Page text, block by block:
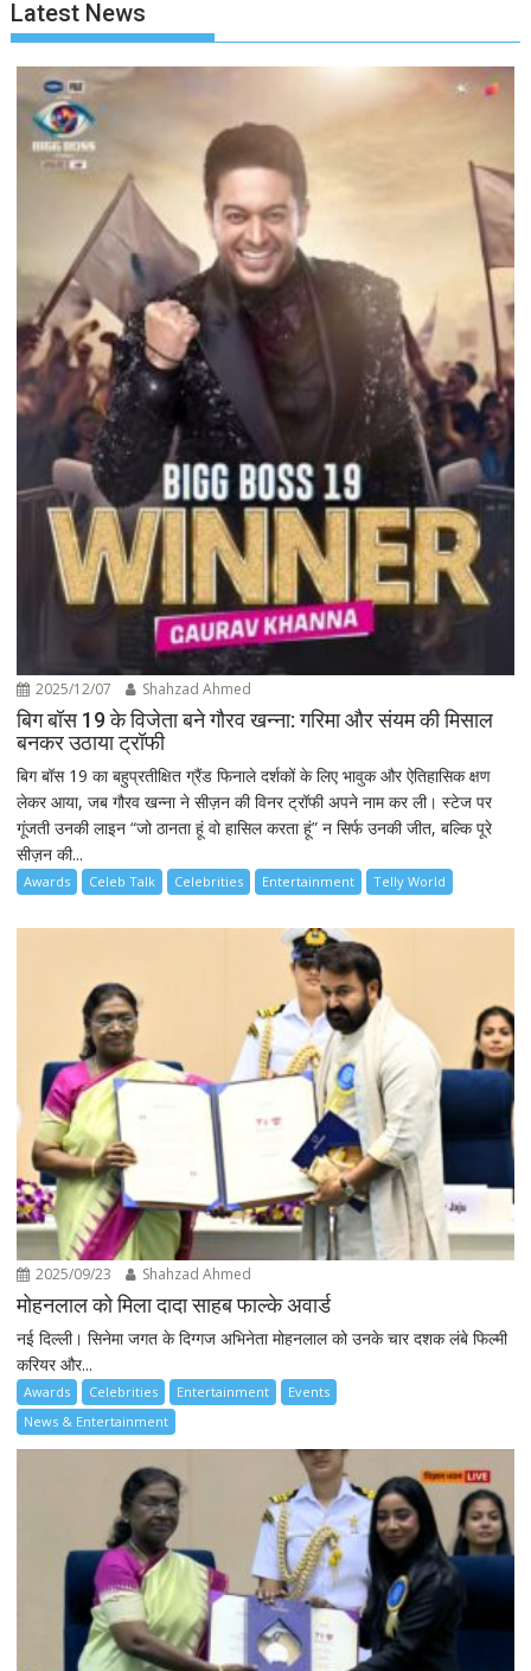
Latest News
2025/12/07 Shahzad Ahmed
बिग बॉस 19 के विजेता बने गौरव खन्ना: गरिमा और संयम की मिसाल
बनकर उठाया ट्रॉफी
बिग बॉस 19 का बहुप्रतीक्षित ग्रैंड फिनाले दर्शकों के लिए भावुक और ऐतिहासिक क्षण
लेकर आया, जब गौरव खन्ना ने सीज़न की विनर ट्रॉफी अपने नाम कर ली। स्टेज पर
गूंजती उनकी लाइन “जो ठानता हूं वो हासिल करता हूं” न सिर्फ उनकी जीत, बल्कि पूरे
सीज़न की...
Awards Celeb Talk Celebrities Entertainment Telly World
2025/09/23 Shahzad Ahmed
मोहनलाल को मिला दादा साहब फाल्के अवार्ड
नई दिल्ली। सिनेमा जगत के दिग्गज अभिनेता मोहनलाल को उनके चार दशक लंबे फिल्मी
करियर और...
Awards Celebrities Entertainment
Events
News & Entertainment